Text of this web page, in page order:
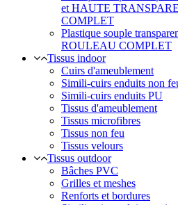
et HAUTE
COMPLET
Plastique souple
ROULEAU COMPLET
Tissus indoor
Cuirs d'ameublement
Simili-cuirs enduits non
Simili-cuirs enduits PU
Tissus d'ameublement
Tissus microfibres
Tissus non feu
Tissus velours
Tissus outdoor
Bâches PVC
Grilles et meshes
Renforts et bordures